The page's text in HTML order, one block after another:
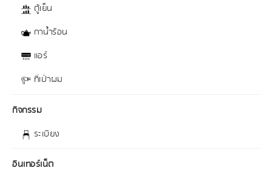
ตู้เย็น
กาน้ำร้อน
แอร์
ที่เป่าผม
กิจกรรม
ระเบียง
อินเทอร์เน็ต